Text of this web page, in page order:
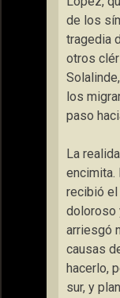
de los
tragedia
otros
los
paso
La
encimita.
recibió el
doloroso
arriesgó
causas
hacerlo,
sur, y